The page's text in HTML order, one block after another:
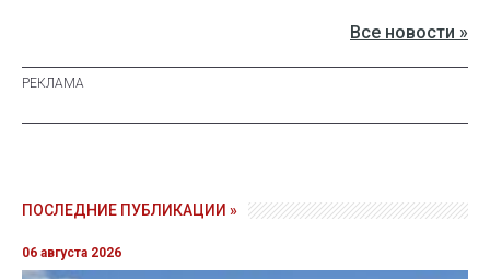
Все новости »
ПОСЛЕДНИЕ ПУБЛИКАЦИИ »
06 августа 2026